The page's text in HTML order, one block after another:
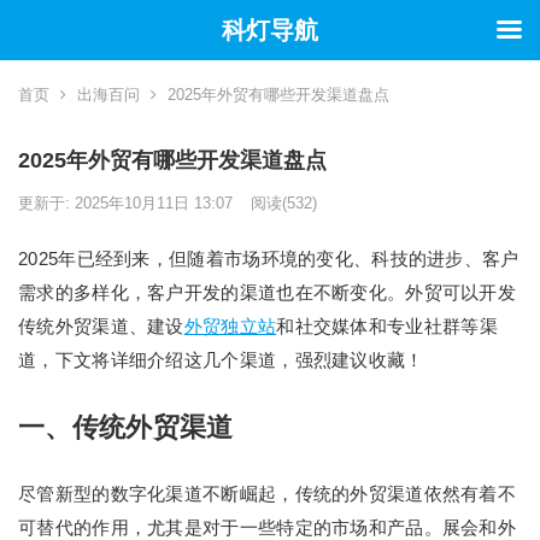
首页 出海百问 2025年外贸有哪些开发渠道盘点
2025年外贸有哪些开发渠道盘点
更新于: 2025年10月11日 13:07 阅读(532)
2025年已经到来，但随着市场环境的变化、科技的进步、客户
需求的多样化，客户开发的渠道也在不断变化。外贸可以开发
传统外贸渠道、建设外贸独立站和社交媒体和专业社群等渠
道，下文将详细介绍这几个渠道，强烈建议收藏！
一、传统外贸渠道
尽管新型的数字化渠道不断崛起，传统的外贸渠道依然有着不
可替代的作用，尤其是对于一些特定的市场和产品。展会和外
科灯导航